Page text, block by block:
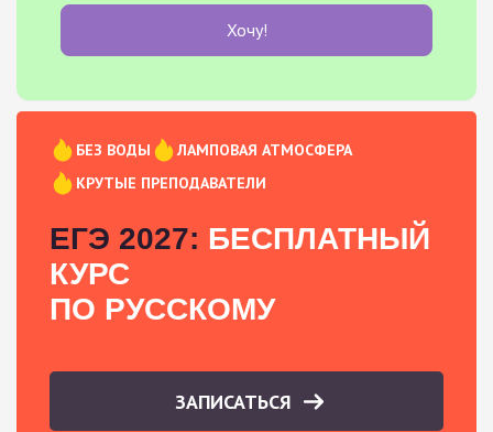
Хочу!
БЕЗ ВОДЫ
ЛАМПОВАЯ АТМОСФЕРА
КРУТЫЕ ПРЕПОДАВАТЕЛИ
ЕГЭ 2027: БЕСПЛАТНЫЙ
КУРС
ПО РУССКОМУ
ЗАПИСАТЬСЯ